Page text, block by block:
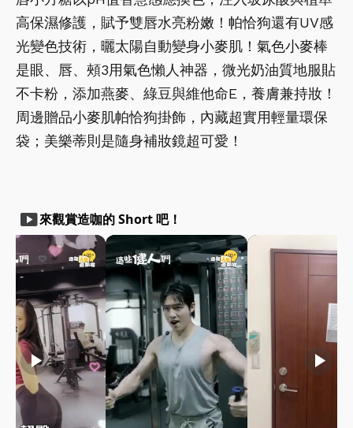
高保濕修護，賦予雙唇水亮粉嫩！帕恰狗還有UV感
光變色技術，曬太陽自動變身小麥肌！氣色小麥棒
是眼、唇、頰3用氣色懶人神器，微光奶油質地服貼
不卡粉，添加燕麥、綠豆與維他命E，養膚兼持妝！
周邊贈品小麥肌帕恰狗掛飾，內藏超實用輕量環保
袋；美樂蒂則是隨身補妝鏡超可愛！
smart_display來觀賞造咖的 Short 吧！
play_arrow play_arrow play_arrow